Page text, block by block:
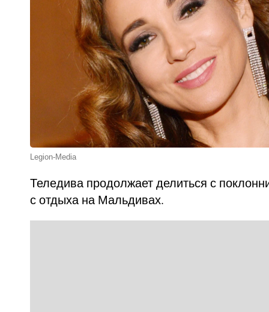
Legion-Media
Теледива продолжает делиться с
с отдыха на Мальдивах.